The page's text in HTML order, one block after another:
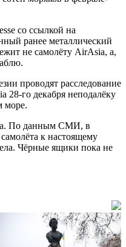
со ссылкой на
ранее металлический
не самолёту AirAsia, а,
проводят расследование
28-го декабря неподалёку
море.
По данным СМИ, в
к настоящему
Чёрные ящики пока не